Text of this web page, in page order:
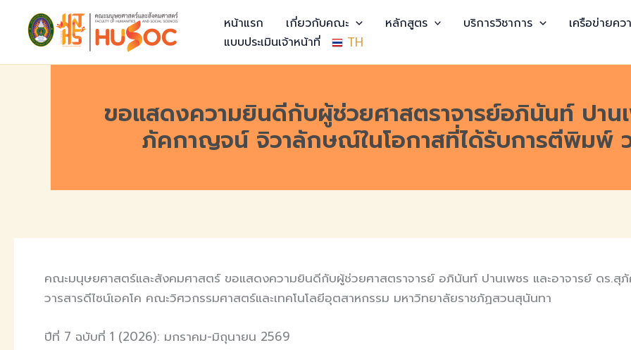
content
หน้าแรก เกี่ยวกับคณะ หลักสูตร บริการวิชาการ
เครือข่ายคว
แบบประเมินเจ้าหน้าที่
TH
ขอแสดงความยินดีกับผู้ช่วยศาสตราจารย์อภินันท์ ปาน
ภัคกาญจน์ จิวาลักษณ์ในโอกาสที่ได้รับการตีพิมพ์ ว
คณะมนุษยศาสตร์และสังคมศาสตร์ ขอแสดงความยินดีกับผู้ช่วยศาสตราจารย์ อภินันท์ ปานเพชร และอาจารย์ ดร.
วารสารดีไซน์เอคโค คณะวิศวกรรมศาสตร์และเทคโนโลยีอุตสาหกรรม มหาวิทยาลัยราชภัฏสวนสุนันทา
ปีที่ 7 ฉบับที่ 1 (2026): มกราคม-มิถุนายน 2569